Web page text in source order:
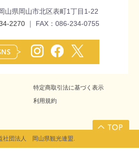
山県岡山市北区表町1丁目1-22
2270 ｜ FAX：086-234-0755
特定商取引法に基づく表示
利用規約
社団法人 岡山県観光連盟.